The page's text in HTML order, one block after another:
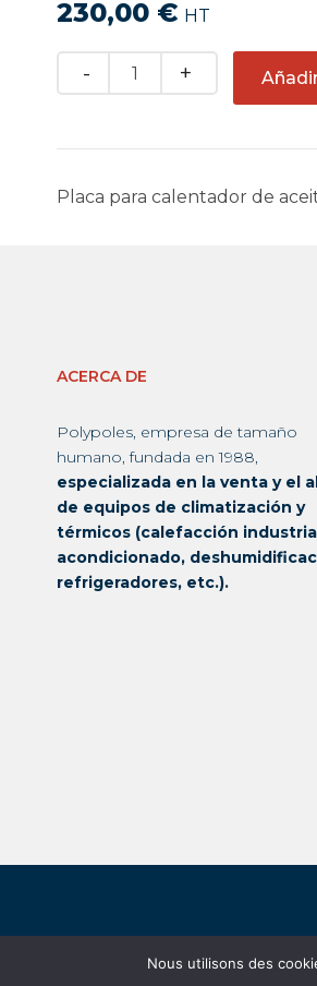
230,00 € HT
Quantity
Placa para calentador de
ACERCA DE
Polypoles, empresa de tamaño
humano, fundada en 1988,
especializada en la venta y el
de equipos de climatización y
térmicos (calefacción
acondicionado,
refrigeradores, etc.).
Nous utilisons des